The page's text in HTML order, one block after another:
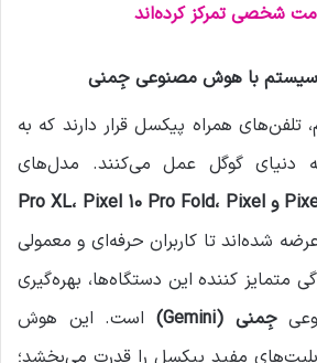
شخصی تمرکز کرده‌اند
با هوش مصنوعی جِمنی
تلفن‌های همراه پیکسل قرار دارند که به
دنیای گوگل عمل می‌کنند. مدل‌های
و Pro XL ، Pixel 10 Pro Fold، Pixel
عرضه شده‌اند تا کاربران حرفه‌ای و معمولی
متمایز کننده این دستگاه‌ها، بهره‌گیری
جِمنی (Gemini)
است. این هوش